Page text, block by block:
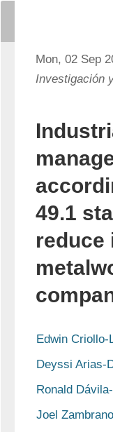
Mon, 02 Sep
Investigación
49.1
reduce
Edwin Criollo-
Deyssi Arias-
Ronald
Joel